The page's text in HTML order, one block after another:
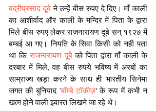
बद्रीप्रसाद दूबे ने उन्हें बीस रुपए दे दिए। माँ काली
का आशीर्वाद और काली के मन्दिर में पिता के द्वारा
मिले बीस रुपए लेकर राजनारायण दूबे सन् १९२७ में
बम्बई आ गए। नियति के सिवा किसी को नही पता
था कि राजनारायण दूबे को पिता द्वारा माँ काली के
दरबार में मिले, वह बीस रुपये भविष्य में अरबों का
साम्राज्य खड़ा करने के साथ ही भारतीय सिनेमा
जगत की बुनियाद 'बॉम्बे टॉकीज़' के रूप में कभी न
खत्म होने वाली इबारत लिखने जा रहे थे।